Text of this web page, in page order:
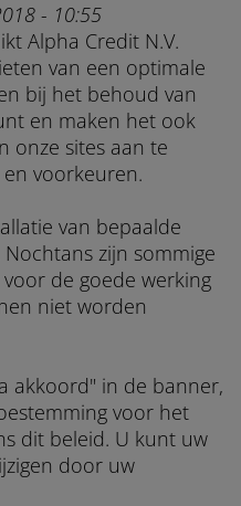
- 10:55
Alpha Credit N.V.
van een optimale
bij het behoud van
en maken het ook
onze sites aan te
voorkeuren.
van bepaalde
zijn sommige
de goede werking
niet worden
akkoord" in de banner,
voor het
dit beleid. U kunt uw
door uw